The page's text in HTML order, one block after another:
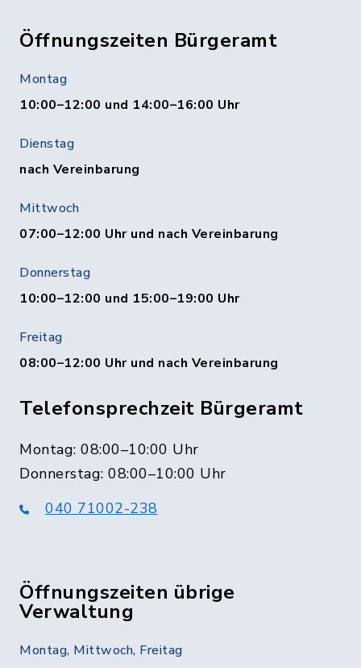
Öffnungszeiten Bürgeramt
Montag
10:00–12:00 und 14:00–16:00 Uhr
Dienstag
nach Vereinbarung
Mittwoch
07:00–12:00 Uhr und nach Vereinbarung
Donnerstag
10:00–12:00 und 15:00–19:00 Uhr
Freitag
08:00–12:00 Uhr und nach Vereinbarung
Telefonsprechzeit Bürgeramt
Montag: 08:00–10:00 Uhr
Donnerstag: 08:00–10:00 Uhr
040 71002-238
Öffnungszeiten übrige
Verwaltung
Montag, Mittwoch, Freitag